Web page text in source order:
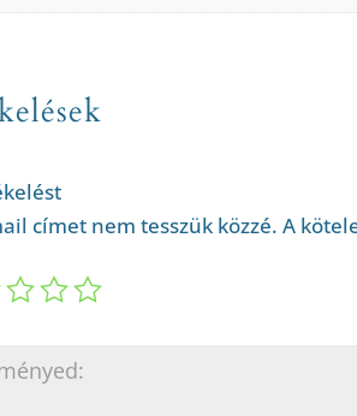
címet nem tesszük közzé. A